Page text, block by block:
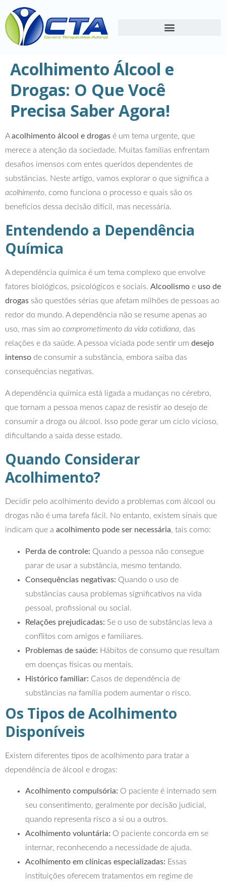
Acolhimento Álcool e
Drogas: O Que Você
Precisa Saber Agora!
Aacolhimento álcool e drogas é um tema urgente, que
merece a atenção da sociedade. Muitas famílias enfrentam
desafios imensos com entes queridos dependentes de
substâncias. Neste artigo, vamos explorar o que significa a
acolhimento, como funciona o processo e quais são os
benefícios dessa decisão difícil, mas necessária.
Entendendo a Dependência
Química
A dependência química é um tema complexo que envolve
fatores biológicos, psicológicos e sociais. Alcoolismo e uso de
drogas são questões sérias que afetam milhões de pessoas ao
redor do mundo. A dependência não se resume apenas ao
uso, mas sim ao comprometimento da vida cotidiana, das
relações e da saúde. A pessoa viciada pode sentir um desejo
intenso de consumir a substância, embora saiba das
consequências negativas.
A dependência química está ligada a mudanças no cérebro,
que tornam a pessoa menos capaz de resistir ao desejo de
consumir a droga ou álcool. Isso pode gerar um ciclo vicioso,
dificultando a saída desse estado.
Quando Considerar
Acolhimento?
Decidir pelo acolhimento devido a problemas com álcool ou
drogas não é uma tarefa fácil. No entanto, existem sinais que
indicam que a acolhimento pode ser necessária, tais como:
Perda de controle: Quando a pessoa não consegue
parar de usar a substância, mesmo tentando.
Consequências negativas: Quando o uso de
substâncias causa problemas significativos na vida
pessoal, profissional ou social.
Relações prejudicadas: Se o uso de substâncias leva a
conflitos com amigos e familiares.
Problemas de saúde: Hábitos de consumo que resultam
em doenças físicas ou mentais.
Histórico familiar: Casos de dependência de
substâncias na família podem aumentar o risco.
Os Tipos de Acolhimento
Disponíveis
Existem diferentes tipos de acolhimento para tratar a
dependência de álcool e drogas:
Acolhimento compulsória: O paciente é internado sem
seu consentimento, geralmente por decisão judicial,
quando representa risco a si ou a outros.
Acolhimento voluntária: O paciente concorda em se
internar, reconhecendo a necessidade de ajuda.
Acolhimento em clínicas especializadas: Essas
instituições oferecem tratamentos em regime de